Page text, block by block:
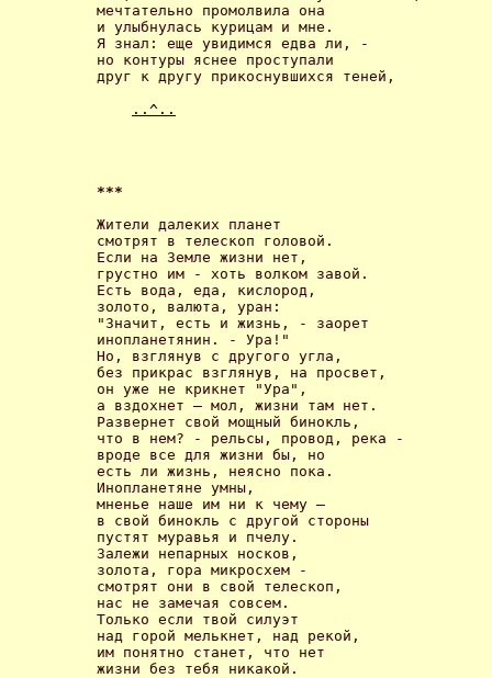
мечтательно промолвила она
и улыбнулась курицам и мне.
Я знал: еще увидимся едва ли, -
но контуры яснее проступали
друг к другу прикоснувшихся теней,
..^..
***
Жители далеких планет
смотрят в телескоп головой.
Если на Земле жизни нет,
грустно им - хоть волком завой.
Есть вода, еда, кислород,
золото, валюта, уран:
"Значит, есть и жизнь, - заорет
инопланетянин. - Ура!"
Но, взглянув с другогo угла,
без прикрас взглянув, на просвет,
он уже не крикнет "Ура",
а вздохнет – мол, жизни там нет.
Развернет свой мощный бинокль,
что в нем? - рельсы, провод, река -
вроде все для жизни бы, но
есть ли жизнь, неясно пока.
Инопланетяне умны,
мненье наше им ни к чему –
в свой бинокль с другой стороны
пустят муравья и пчелу.
Залежи непарных носков,
золота, гора микросхем -
смотрят они в свой телескоп,
нас не замечая совсем.
Только если твой силуэт
над горой мелькнет, над рекой,
им понятно станет, что нет
жизни без тебя никакой.